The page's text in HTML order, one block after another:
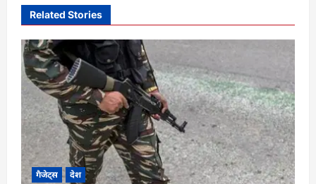
v
g
a
t
i
o
n
Related Stories
गैजेट्स देश